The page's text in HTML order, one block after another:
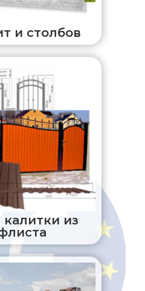
и столбов
калитки из